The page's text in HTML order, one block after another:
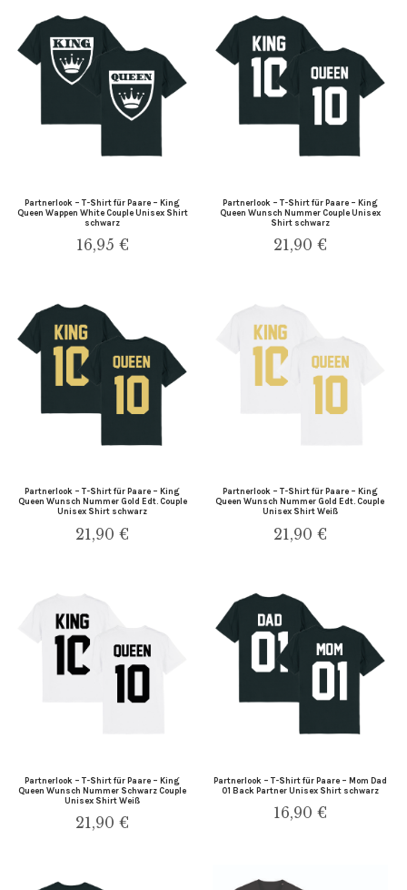
Partnerlook – T-Shirt für Paare – King
Queen Wappen White Couple Unisex Shirt
schwarz
16,95 €
Partnerlook – T-Shirt für Paare – King
Queen Wunsch Nummer Couple Unisex
Shirt schwarz
21,90 €
Partnerlook – T-Shirt für Paare – King
Queen Wunsch Nummer Gold Edt. Couple
Unisex Shirt schwarz
21,90€
Partnerlook – T-Shirt für Paare – King
Queen Wunsch Nummer Gold Edt. Couple
Unisex Shirt Weiß
21,90 €
Partnerlook – T-Shirt für Paare – King
Queen Wunsch Nummer Schwarz Couple
Unisex Shirt Weiß
21,90€
Partnerlook – T-Shirt für Paare – Mom Dad
01 Back Partner Unisex Shirt schwarz
16,90 €